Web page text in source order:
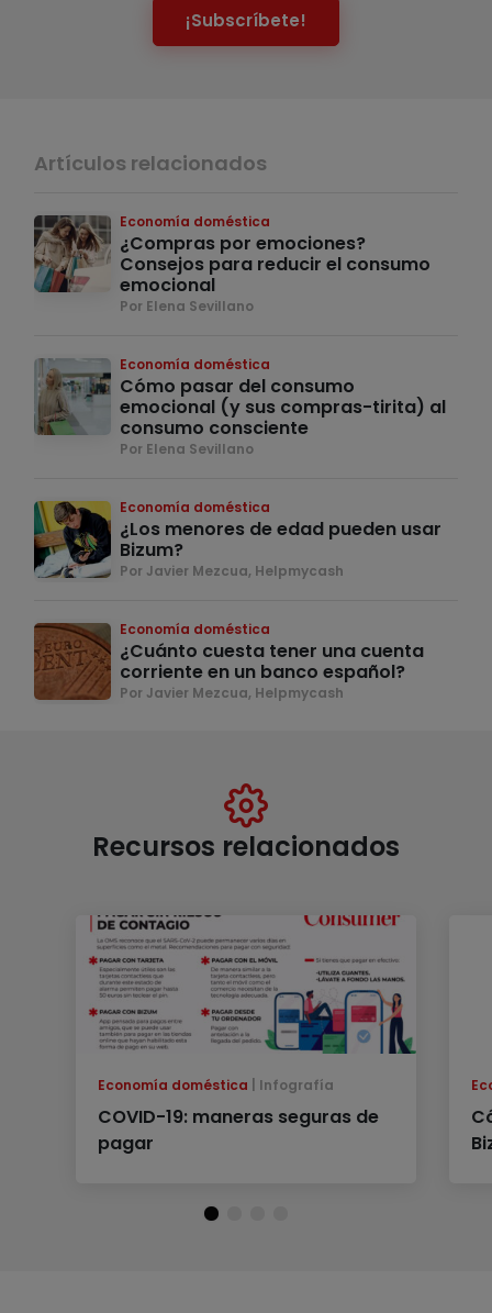
¡Subscríbete!
Artículos relacionados
Economía doméstica
¿Compras por emociones?
Consejos para reducir el consumo
emocional
Por Elena Sevillano
Economía doméstica
Cómo pasar del consumo
emocional (y sus compras-tirita) al
consumo consciente
Por Elena Sevillano
Economía doméstica
¿Los menores de edad pueden usar
Bizum?
Por Javier Mezcua, Helpmycash
Economía doméstica
¿Cuánto cuesta tener una cuenta
corriente en un banco español?
Por Javier Mezcua, Helpmycash
Recursos relacionados
Economía doméstica Infografía
COVID-19: maneras seguras de
pagar